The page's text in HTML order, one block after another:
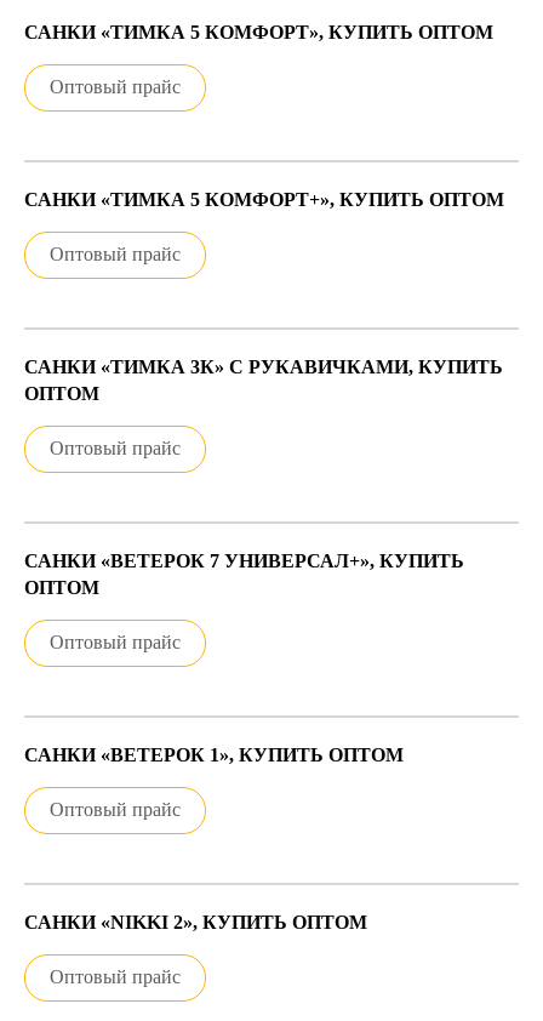
САНКИ «ТИМКА 5 КОМФОРТ», КУПИТЬ ОПТОМ
Оптовый прайс
САНКИ «ТИМКА 5 КОМФОРТ+», КУПИТЬ ОПТОМ
Оптовый прайс
САНКИ «ТИМКА 3К» С РУКАВИЧКАМИ, КУПИТЬ
ОПТОМ
Оптовый прайс
САНКИ «ВЕТЕРОК 7 УНИВЕРСАЛ+», КУПИТЬ
ОПТОМ
Оптовый прайс
САНКИ «ВЕТЕРОК 1», КУПИТЬ ОПТОМ
Оптовый прайс
САНКИ «NIKKI 2», КУПИТЬ ОПТОМ
Оптовый прайс